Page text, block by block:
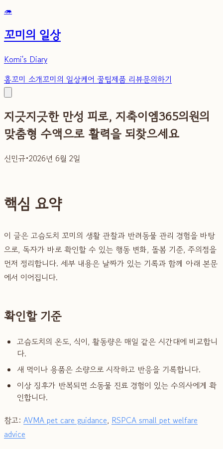
🦔
꼬미의 일상
Komi's Diary
홈꼬미 소개꼬미의 일상케어 꿀팁제품 리뷰문의하기
지긋지긋한 만성 피로, 지축이엠365의원의
맞춤형 수액으로 활력을 되찾으세요
신민규•2026년 6월 2일
핵심 요약
이 글은 고슴도치 꼬미의 생활 관찰과 반려동물 관리 경험을 바탕
으로, 독자가 바로 확인할 수 있는 행동 변화, 돌봄 기준, 주의점을
먼저 정리합니다. 세부 내용은 날짜가 있는 기록과 함께 아래 본문
에서 이어집니다.
확인할 기준
고슴도치의 온도, 식이, 활동량은 매일 같은 시간대에 비교합니
다.
새 먹이나 용품은 소량으로 시작하고 반응을 기록합니다.
이상 징후가 반복되면 소동물 진료 경험이 있는 수의사에게 확
인합니다.
참고: AVMA pet care guidance, RSPCA small pet welfare
advice